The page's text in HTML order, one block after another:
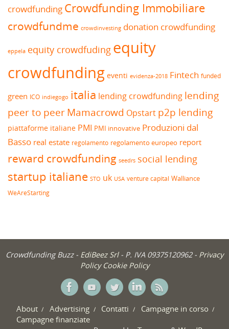
crowdfunding Crowdfunding Immobiliare
crowdfundme crowdinvesting donation crowdfunding
eppela equity crowdfuding equity
crowdfunding eventi evidenza-2018 Fintech funded
green ICO indiegogo italia lending crowdfunding lending
peer to peerMamacrowd Opstart p2p lending
piattaforme italiane PMI PMI innovative Produzioni dal
Basso real estate regolamento regolamento europeo report
reward crowdfunding seedrs social lending
startup italiane STO uk USA venture capital Walliance
WeAreStarting
Crowdfunding Buzz - EdiBeez Srl - P. IVA 09375120962 - Privacy
Policy Cookie Policy
About Advertising Contatti
Campagne in corso
Campagne finanziate